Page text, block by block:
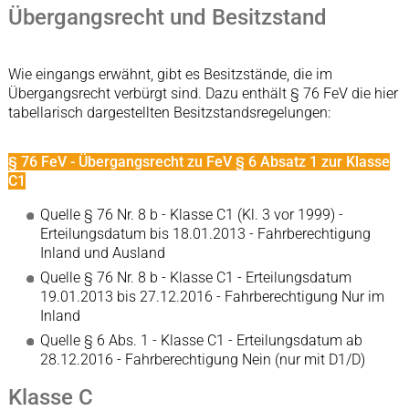
Übergangsrecht und Besitzstand
Wie eingangs erwähnt, gibt es Besitzstände, die im
Übergangsrecht verbürgt sind. Dazu enthält § 76 FeV die hier
tabellarisch dargestellten Besitzstandsregelungen:
§ 76 FeV - Übergangsrecht zu FeV § 6 Absatz 1 zur Klasse
C1
Quelle § 76 Nr. 8 b - Klasse C1 (Kl. 3 vor 1999) -
Erteilungsdatum bis 18.01.2013 - Fahrberechtigung
Inland und Ausland
Quelle § 76 Nr. 8 b - Klasse C1 - Erteilungsdatum
19.01.2013 bis 27.12.2016 - Fahrberechtigung Nur im
Inland
Quelle § 6 Abs. 1 - Klasse C1 - Erteilungsdatum ab
28.12.2016 - Fahrberechtigung Nein (nur mit D1/D)
Klasse C